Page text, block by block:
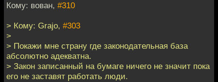
Кому: вован, #310
> Кому: Grajo, #303
>
> Покажи мне страну где законодательная база
абсолютно адекватна.
> Закон записанный на бумаге ничего не значит пока
его не заставят работать люди.